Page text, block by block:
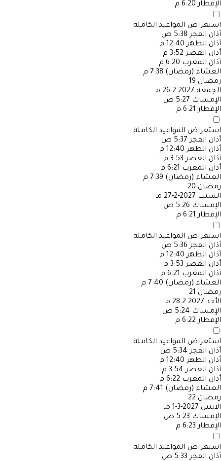
الإفطار 6:20 م
استعراض المواعيد الكاملة
أذان الفجر 5:38 ص
أذان الظهر 12:40 م
أذان العصر 3:52 م
أذان المغرب 6:20 م
العشاء (رمضان) 7:38 م
رمضان 19
الجمعة 2027-2-26 مـ
الإمساك 5:27 ص
الإفطار 6:21 م
استعراض المواعيد الكاملة
أذان الفجر 5:37 ص
أذان الظهر 12:40 م
أذان العصر 3:53 م
أذان المغرب 6:21 م
العشاء (رمضان) 7:39 م
رمضان 20
السبت 2027-2-27 مـ
الإمساك 5:26 ص
الإفطار 6:21 م
استعراض المواعيد الكاملة
أذان الفجر 5:36 ص
أذان الظهر 12:40 م
أذان العصر 3:53 م
أذان المغرب 6:21 م
العشاء (رمضان) 7:40 م
رمضان 21
الأحد 2027-2-28 مـ
الإمساك 5:24 ص
الإفطار 6:22 م
استعراض المواعيد الكاملة
أذان الفجر 5:34 ص
أذان الظهر 12:40 م
أذان العصر 3:54 م
أذان المغرب 6:22 م
العشاء (رمضان) 7:41 م
رمضان 22
الاثنين 2027-3-1 مـ
الإمساك 5:23 ص
الإفطار 6:23 م
استعراض المواعيد الكاملة
أذان الفجر 5:33 ص